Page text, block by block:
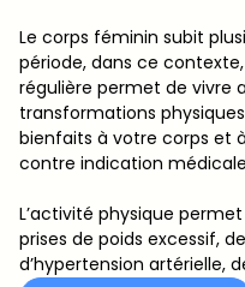
Le corps féminin subit
période, dans ce
régulière permet de vivre
transformations
bienfaits à votre corps et à
contre indication
L’activité physique
prises de poids excessif,
d’hypertension artérielle,